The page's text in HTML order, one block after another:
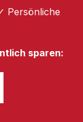
Persönliche
sparen: